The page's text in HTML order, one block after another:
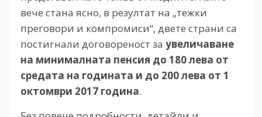
вече стана ясно, в резултат на „тежки
преговори и компромиси“, двете страни са
постигнали договореност за увеличаване
на минималната пенсия до 180 лева от
средата на годината и до 200 лева от 1
октомври 2017 година.